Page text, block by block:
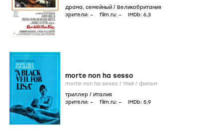
драма, семейный / Великобритания
зрители: – film.ru: – IMDb: 6,3
morte non ha sesso
morte non ha sesso / 1968 / фильм
триллер / Италия
зрители: – film.ru: – IMDb: 5,9